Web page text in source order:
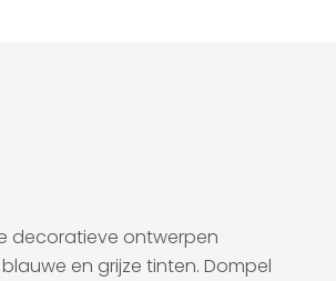
decoratieve ontwerpen
en grijze tinten. Dompel